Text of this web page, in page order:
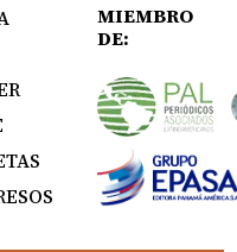
MIEMBRO
DE: